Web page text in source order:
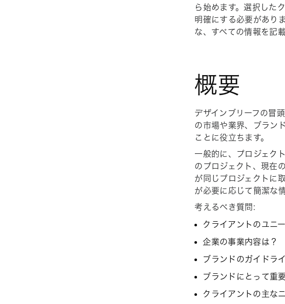
ら始めます。選択した
明確にする必要があり
な、すべての情報を記載
概要
デザインブリーフの冒
の市場や業界、ブラン
ことに役立ちます。
一般的に、プロジェク
のプロジェクト、現在
が同じプロジェクトに
が必要に応じて簡潔な
考えるべき質問:
クライアントのユニ
企業の事業内容は？
ブランドのガイドラ
ブランドにとって重
クライアントの主な